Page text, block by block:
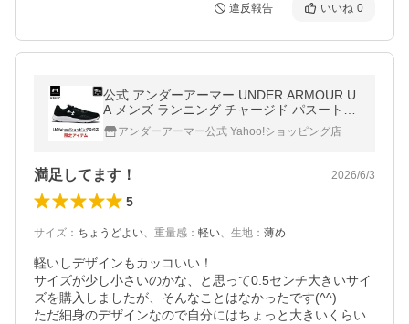
違反報告 いいね 0
公式 アンダーアーマー UNDER ARMOUR U
A メンズ ランニング チャージド パスート3
エクストラ ワイド 3025801 シューズ ランシ
ュー 陸上 マラソン
アンダーアーマー公式 Yahoo!ショッピング店
満足してます！ 2026/6/3
5
サイズ ： ちょうどよい、 重量感 ： 軽い、 生地 ： 薄め
軽いしデザインもカッコいい！
サイズが少し小さいのかな、と思って0.5センチ大きいサイ
ズを購入しましたが、そんなことはなかったです(^^)
ただ細身のデザインなので自分にはちょっと大きいくらい